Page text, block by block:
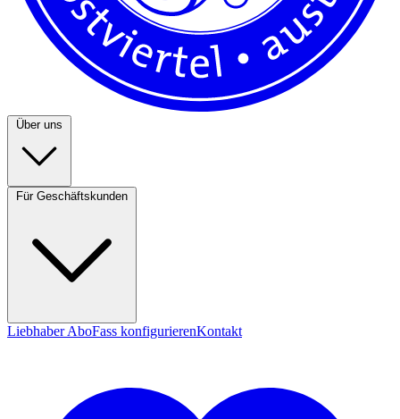
Liebhaber AboFass konfigurierenKontakt